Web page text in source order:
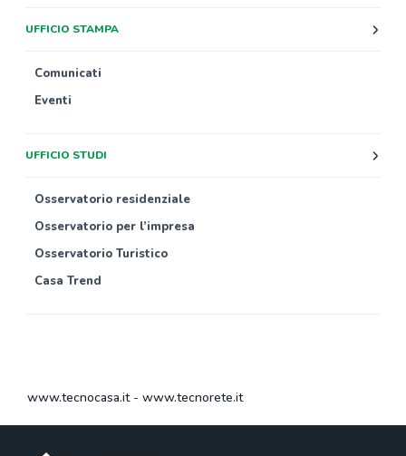
UFFICIO STAMPA
Comunicati
Eventi
UFFICIO STUDI
Osservatorio residenziale
Osservatorio per l’impresa
Osservatorio Turistico
Casa Trend
www.tecnocasa.it- www.tecnorete.it